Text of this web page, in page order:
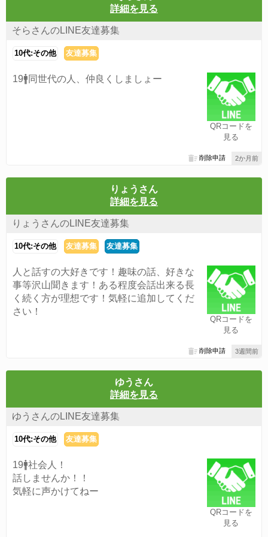
詳細を見る
そらさんのLINE友達募集
10代:その他 友達募集
QRコードを
見る
19🚹同世代の人、仲良くしましょー
2か月前
削除申請
りょうさん
詳細を見る
りょうさんのLINE友達募集
10代:その他 友達募集 友達募集
QRコードを
見る
人と話すの大好きです！趣味の話、好きな
事等沢山聞きます！ある程度会話出来る長
く続く方が理想です！気軽に追加してくだ
さい！
3週間前
削除申請
ゆうさん
詳細を見る
ゆうさんのLINE友達募集
10代:その他 友達募集
QRコードを
見る
19🚹社会人！
話しませんか！！
気軽に声かけてねー